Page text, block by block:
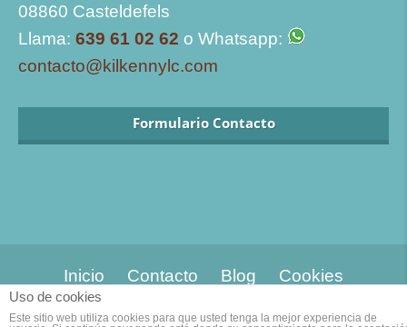
08860 Casteldefels
Llama: 639 61 02 62 o Whatsapp:
contacto@kilkennylc.com
Formulario Contacto
Inicio Contacto Blog Cookies
© 2023. Designed byGuia33 SL.Grupo
Uso de cookies
Este sitio web utiliza cookies para que usted tenga la mejor experiencia de